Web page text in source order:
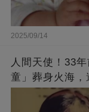
2025/09/14
人間天使！33
童」葬身火海
崩：真正的英雄